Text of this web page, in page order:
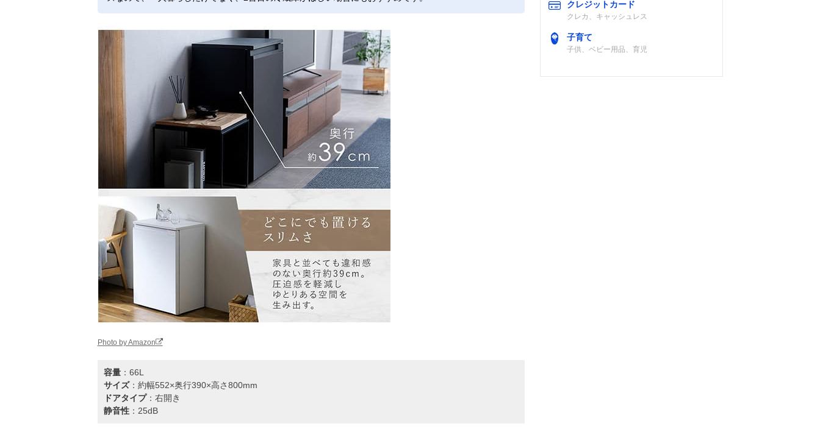
Photo by Amazon
容量：66L
サイズ：約幅552×奥行390×高さ800mm
ドアタイプ：右開き
静音性：25dB
クレジットカード
クレカ、キャッシュレス
子育て
子供、ベビー用品、育児